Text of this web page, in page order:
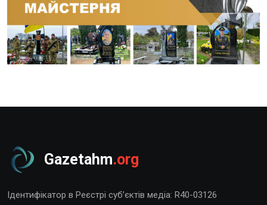
Gazetahm.org
Ідентифікатор в Реєстрі суб’єктів медіа: R40-03126